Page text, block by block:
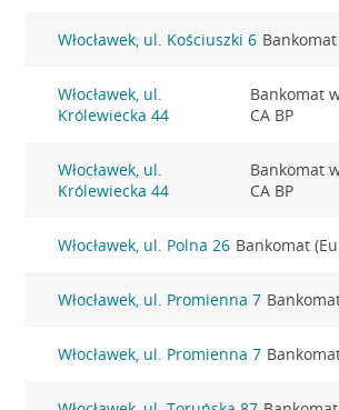
Włocławek, ul. Kościuszki 6
Włocławek, ul.
Królewiecka 44
Bankomat
CA BP
Włocławek, ul.
Królewiecka 44
Bankomat
CA BP
Włocławek, ul. Polna 26 Bankomat
Włocławek, ul. Promienna 7
Włocławek, ul. Promienna 7